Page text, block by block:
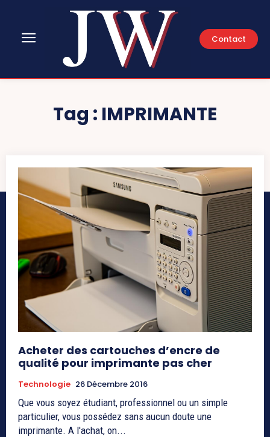
Contact
Tag : IMPRIMANTE
Acheter des cartouches d’encre de
qualité pour imprimante pas cher
Technologie 26 Décembre 2016
Que vous soyez étudiant, professionnel ou un simple
particulier, vous possédez sans aucun doute une
imprimante. A l'achat, on...